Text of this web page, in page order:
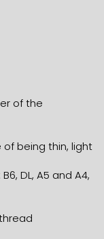
of the
being thin, light
DL, A5 and A4,